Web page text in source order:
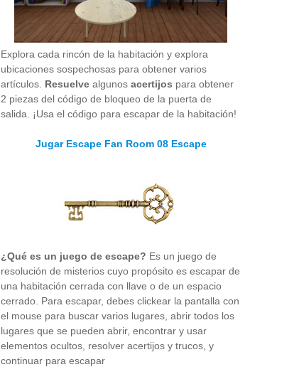
Explora cada rincón de la habitación y explora
ubicaciones sospechosas para obtener varios
artículos. Resuelve algunos acertijos para obtener
2 piezas del código de bloqueo de la puerta de
salida. ¡Usa el código para escapar de la habitación!
Jugar Escape Fan Room 08 Escape
¿Qué es un juego de escape? Es un juego de
resolución de misterios cuyo propósito es escapar de
una habitación cerrada con llave o de un espacio
cerrado. Para escapar, debes clickear la pantalla con
el mouse para buscar varios lugares, abrir todos los
lugares que se pueden abrir, encontrar y usar
elementos ocultos, resolver acertijos y trucos, y
continuar para escapar